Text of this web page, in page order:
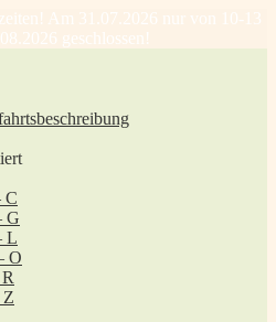
Am 31.07.2026 nur von 10-13
geschlossen!
C
G
L
O
Z